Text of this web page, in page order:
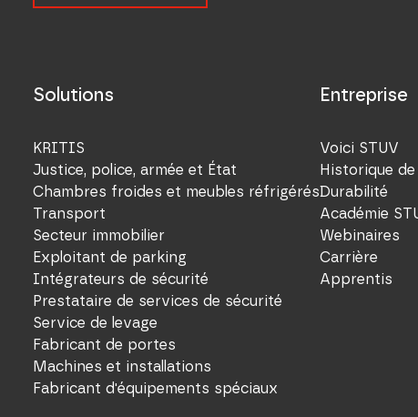
Solutions
KRITIS
Justice, police, armée et État
Chambres froides et meubles réfrigérés
Transport
Secteur immobilier
Exploitant de parking
Intégrateurs de sécurité
Prestataire de services de sécurité
Service de levage
Fabricant de portes
Machines et installations
Fabricant d'équipements spéciaux
Entreprise
Voici STUV
Historique
Durabilité
Académie
Webinaires
Carrière
Apprentis